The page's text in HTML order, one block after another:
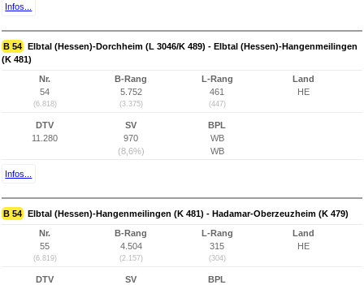
Infos...
B 54 Elbtal (Hessen)-Dorchheim (L 3046/K 489) - Elbtal (Hessen)-Hangenmeilingen
(K 481)
Nr.
54
(6.818)
B-Rang
5.752
(3.375)
L-Rang
461
(447)
Land
HE
DTV
11.280
SV
970
(8,6%)
BPL
WB
WB
Infos...
B 54 Elbtal (Hessen)-Hangenmeilingen (K 481) - Hadamar-Oberzeuzheim (K 479)
Nr.
55
(6.819)
B-Rang
4.504
(2.157)
L-Rang
315
(304)
Land
HE
DTV
SV
BPL